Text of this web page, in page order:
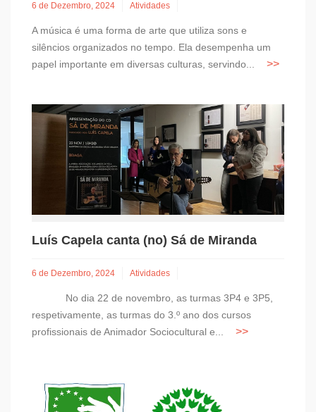
6 de Dezembro, 2024 Atividades
A música é uma forma de arte que utiliza sons e
silêncios organizados no tempo. Ela desempenha um
papel importante em diversas culturas, servindo...
Luís Capela canta (no) Sá de Miranda
6 de Dezembro, 2024 Atividades
No dia 22 de novembro, as turmas 3P4 e 3P5,
respetivamente, as turmas do 3.º ano dos cursos
profissionais de Animador Sociocultural e...